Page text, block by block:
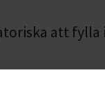
att fylla